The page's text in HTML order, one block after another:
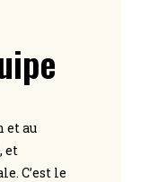
et au
et
C’est le